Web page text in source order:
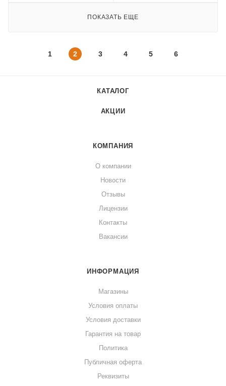
ПОКАЗАТЬ ЕЩЕ
1 2 3 4 5 6
КАТАЛОГ
АКЦИИ
КОМПАНИЯ
О компании
Новости
Отзывы
Лицензии
Контакты
Вакансии
ИНФОРМАЦИЯ
Магазины
Условия оплаты
Условия доставки
Гарантия на товар
Политика
Публичная оферта
Реквизиты